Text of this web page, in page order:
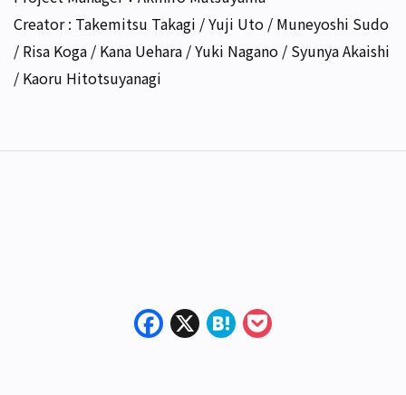
Creator : Takemitsu Takagi / Yuji Uto / Muneyoshi Sudo
/ Risa Koga / Kana Uehara / Yuki Nagano / Syunya Akaishi
/ Kaoru Hitotsuyanagi
Facebook
X Hatena